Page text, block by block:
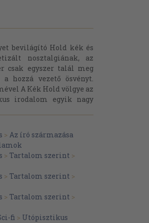
bevilágító Hold kék és
nosztalgiának, az
csak egyszer talál meg
hozzá vezető ösvényt.
A Kék Hold völgye az
irodalom egyik nagy
> Az író származása
> Tartalom szerint >
> Tartalom szerint >
> Tartalom szerint >
fi > Utópisztikus